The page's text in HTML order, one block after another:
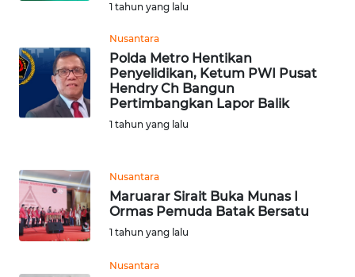
1 tahun yang lalu
Nusantara
⁠Polda Metro Hentikan
Penyelidikan, Ketum PWI Pusat
Hendry Ch Bangun
Pertimbangkan Lapor Balik
1 tahun yang lalu
Nusantara
Maruarar Sirait Buka Munas I
Ormas Pemuda Batak Bersatu
1 tahun yang lalu
Nusantara
INFRASTRUKTUR
WAHANA
KONSUMEN
WAHANA
TRAVEL